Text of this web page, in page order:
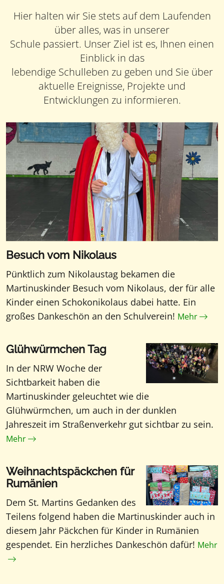
Hier halten wir Sie stets auf dem Laufenden
über alles, was in unserer
Schule passiert. Unser Ziel ist es, Ihnen einen
Einblick in das
lebendige Schulleben zu geben und Sie über
aktuelle Ereignisse, Projekte und
Entwicklungen zu informieren.
Besuch vom Nikolaus
Pünktlich zum Nikolaustag bekamen die
Martinuskinder Besuch vom Nikolaus, der für alle
Kinder einen Schokonikolaus dabei hatte. Ein
großes Dankeschön an den Schulverein! Mehr
Glühwürmchen Tag
In der NRW Woche der
Sichtbarkeit haben die
Martinuskinder geleuchtet wie die
Glühwürmchen, um auch in der dunklen
Jahreszeit im Straßenverkehr gut sichtbar zu sein.
Mehr
Weihnachtspäckchen für
Rumänien
Dem St. Martins Gedanken des
Teilens folgend haben die Martinuskinder auch in
diesem Jahr Päckchen für Kinder in Rumänien
gespendet. Ein herzliches Dankeschön dafür! Mehr